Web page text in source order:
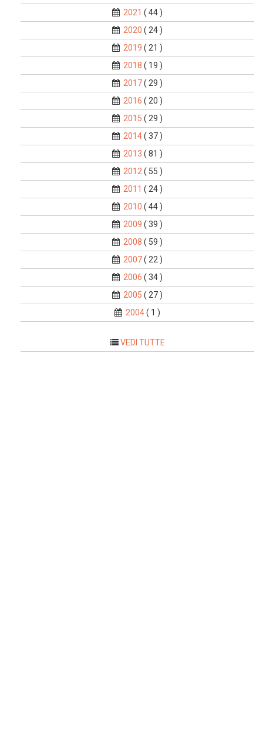
2021 ( 44 )
2020 ( 24 )
2019 ( 21 )
2018 ( 19 )
2017( 29 )
2016 ( 20 )
2015 ( 29 )
2014( 37 )
2013 ( 81 )
2012 ( 55 )
2011 ( 24 )
2010 ( 44 )
2009 ( 39 )
2008 ( 59 )
2007( 22 )
2006 ( 34 )
2005 ( 27 )
2004( 1 )
VEDI TUTTE